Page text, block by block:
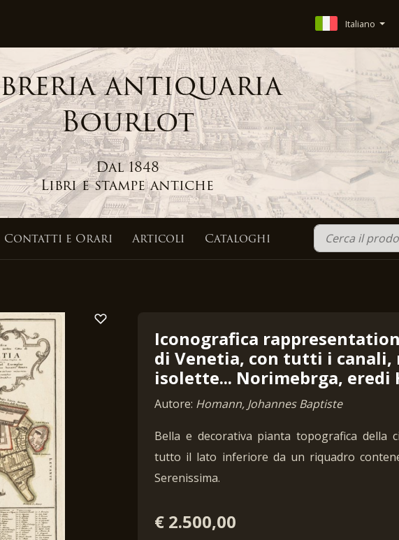
Italiano
antiquaria
Bourlot
Dal 1848
Libri e stampe antiche
Contatti e Orari Articoli Cataloghi
Iconografica
di Venetia, con tutti i canali,
isolette... Norimebrga, eredi
Autore: Homann, Johannes Baptiste
Bella e decorativa pianta topografica della
tutto il lato inferiore da un riquadro
Serenissima.
€ 2.500,00